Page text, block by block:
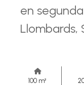
en
Llombards,
100 m²